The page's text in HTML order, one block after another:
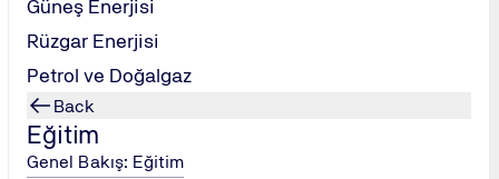
Güneş Enerjisi
Rüzgar Enerjisi
Petrol ve Doğalgaz
Back
Eğitim
Genel Bakış: Eğitim